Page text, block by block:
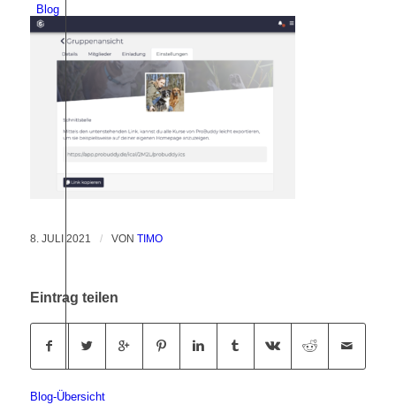
Blog
Login
Menü
8. JULI 2021 / VON TIMO
Eintrag teilen
Blog-Übersicht